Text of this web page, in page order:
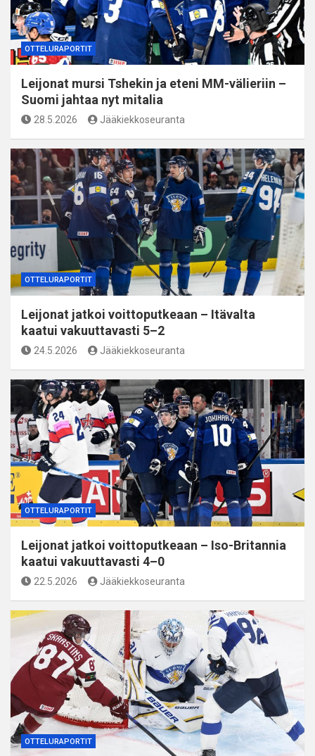
OTTELURAPORTIT
Leijonat mursi Tshekin ja eteni MM-välieriin –
Suomi jahtaa nyt mitalia
28.5.2026 Jääkiekkoseuranta
OTTELURAPORTIT
Leijonat jatkoi voittoputkeaan – Itävalta
kaatui vakuuttavasti 5–2
24.5.2026 Jääkiekkoseuranta
OTTELURAPORTIT
Leijonat jatkoi voittoputkeaan – Iso-Britannia
kaatui vakuuttavasti 4–0
22.5.2026 Jääkiekkoseuranta
OTTELURAPORTIT